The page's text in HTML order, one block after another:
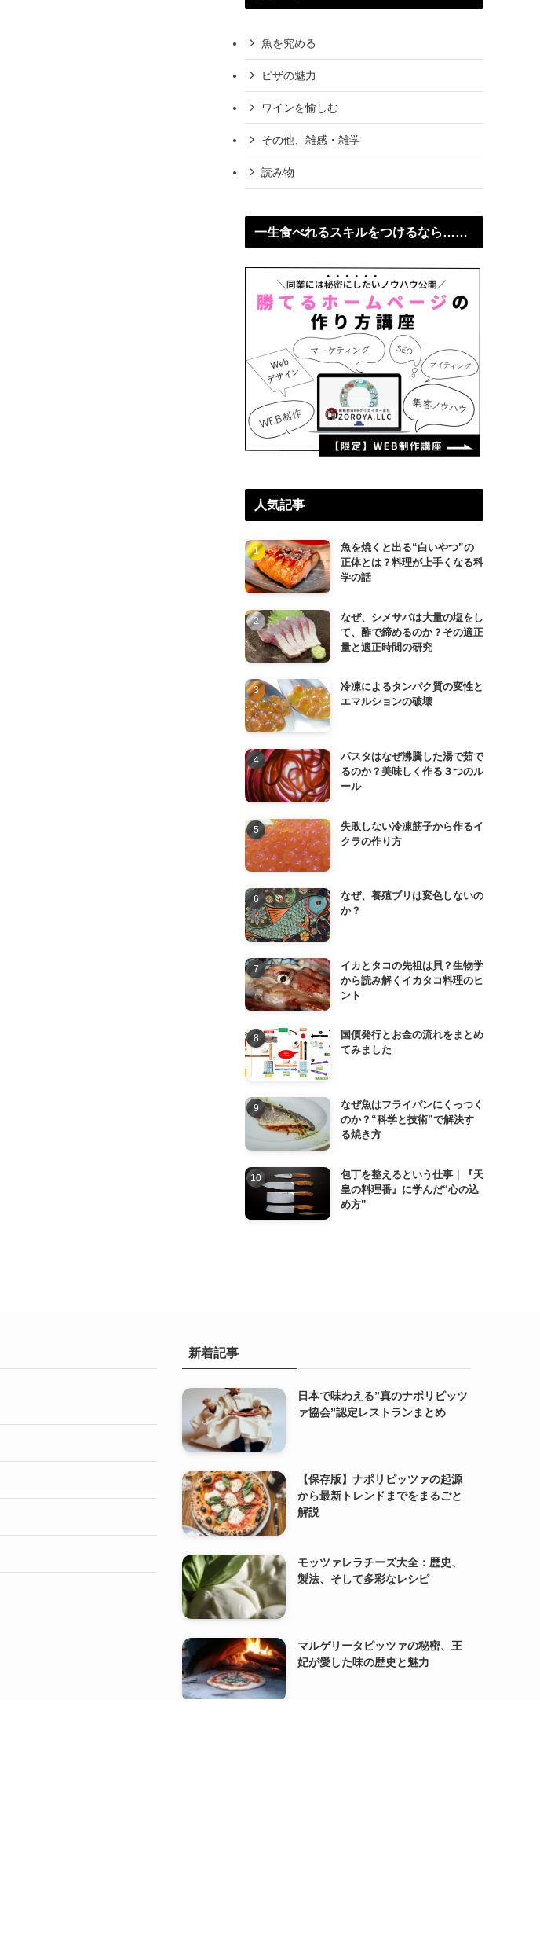
魚を究める
ピザの魅力
ワインを愉しむ
その他、雑感・雑学
読み物
一生食べれるスキルをつけるなら……
人気記事
魚を焼くと出る“白いやつ”の
正体とは？料理が上手くなる科
学の話
なぜ、シメサバは大量の塩をし
て、酢で締めるのか？その適正
量と適正時間の研究
冷凍によるタンパク質の変性と
エマルションの破壊
パスタはなぜ沸騰した湯で茹で
るのか？美味しく作る３つのル
ール
失敗しない冷凍筋子から作るイ
クラの作り方
なぜ、養殖ブリは変色しないの
か？
イカとタコの先祖は貝？生物学
から読み解くイカタコ料理のヒ
ント
国債発行とお金の流れをまとめ
てみました
なぜ魚はフライパンにくっつく
のか？“科学と技術”で解決す
る焼き方
包丁を整えるという仕事｜『天
皇の料理番』に学んだ“心の込
め方”
新着記事
日本で味わえる”真のナポリピッツ
ァ協会”認定レストランまとめ
【保存版】ナポリピッツァの起源
から最新トレンドまでをまるごと
解説
モッツァレラチーズ大全：歴史、
製法、そして多彩なレシピ
マルゲリータピッツァの秘密、王
妃が愛した味の歴史と魅力